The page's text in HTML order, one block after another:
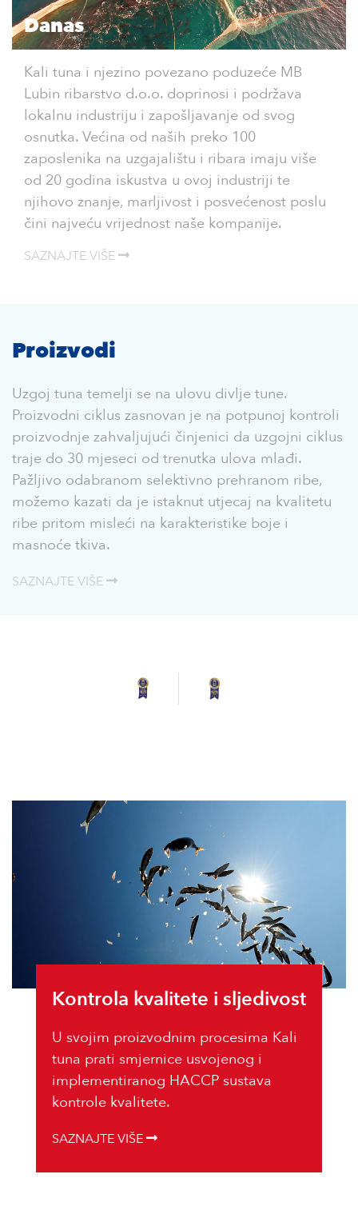
Danas
Kali tuna i njezino povezano poduzeće MB
Lubin ribarstvo d.o.o. doprinosi i podržava
lokalnu industriju i zapošljavanje od svog
osnutka. Većina od naših preko 100
zaposlenika na uzgajalištu i ribara imaju više
od 20 godina iskustva u ovoj industriji te
njihovo znanje, marljivost i posvećenost poslu
čini najveću vrijednost naše kompanije.
SAZNAJTE VIŠE
Proizvodi
Uzgoj tuna temelji se na ulovu divlje tune.
Proizvodni ciklus zasnovan je na potpunoj kontroli
proizvodnje zahvaljujući činjenici da uzgojni ciklus
traje do 30 mjeseci od trenutka ulova mlađi.
Pažljivo odabranom selektivno prehranom ribe,
možemo kazati da je istaknut utjecaj na kvalitetu
ribe pritom misleći na karakteristike boje i
masnoće tkiva.
SAZNAJTE VIŠE
Kontrola kvalitete i sljedivost
U svojim proizvodnim procesima Kali
tuna prati smjernice usvojenog i
implementiranog HACCP sustava
kontrole kvalitete.
SAZNAJTE VIŠE